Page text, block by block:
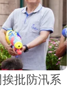
批防汛系